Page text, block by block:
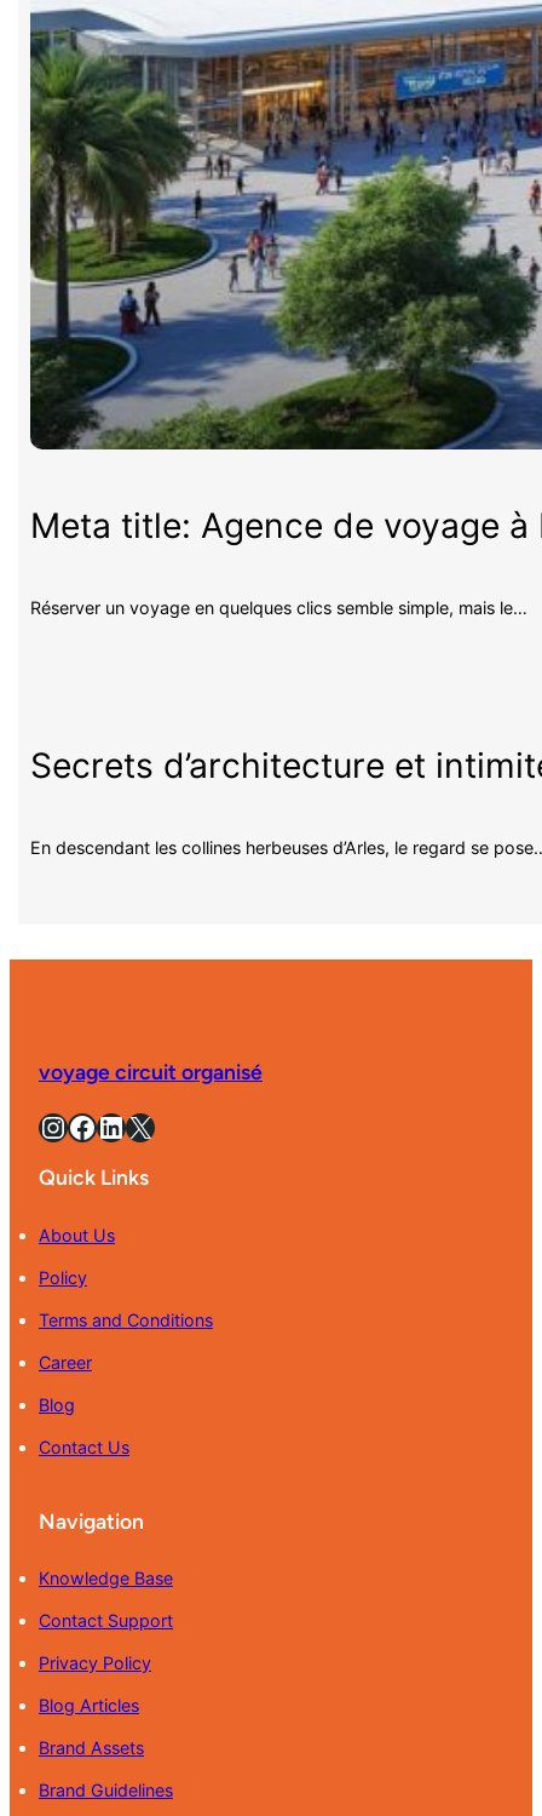
Meta title: Agence de voyage
Réserver un voyage en quelques clics semble simple, mais le…
Secrets d’architecture et
En descendant les collines herbeuses d’Arles, le regard se
voyage circuit organisé
InstagramFacebook LinkedIn X
Quick Links
About Us
Policy
Terms and Conditions
Career
Blog
Contact Us
Navigation
Knowledge Base
Contact Support
Privacy Policy
Blog Articles
Brand Assets
Brand Guidelines